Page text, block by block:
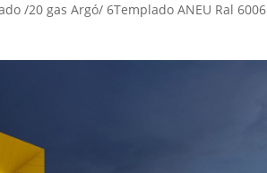
/20 gas Argó/ 6Templado ANEU Ral 6006